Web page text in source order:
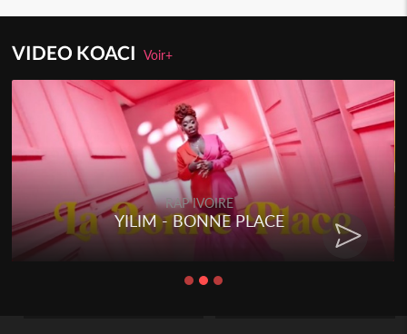
VIDEO KOACIVoir+
RAP IVOIRE
YILIM - BONNE PLACE